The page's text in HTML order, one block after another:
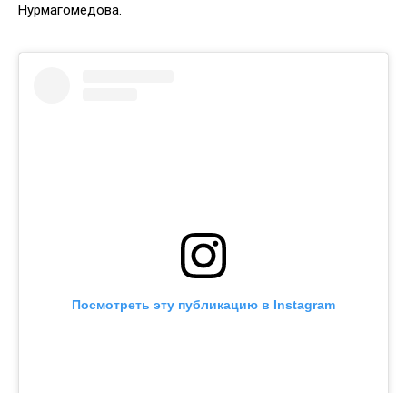
Нурмагомедова.
Посмотреть эту публикацию в Instagram